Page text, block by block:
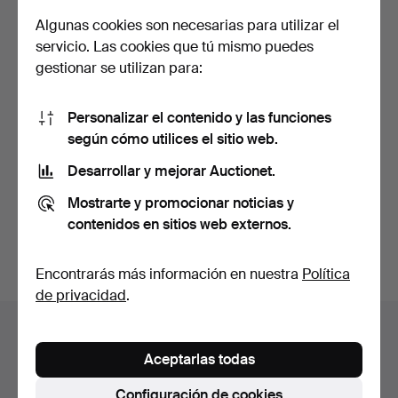
ROPA MILITAR, ETC.
Vendido
27 USD
Estás buscando en el archivo de subastas concluidas.
Algunas cookies son necesarias para utilizar el
servicio. Las cookies que tú mismo puedes
gestionar se utilizan para:
Personalizar el contenido y las funciones
según cómo utilices el sitio web.
Desarrollar y mejorar Auctionet.
Mostrarte y promocionar noticias y
contenidos en sitios web externos.
Encontrarás más información en nuestra Política
de privacidad.
Aceptarlas todas